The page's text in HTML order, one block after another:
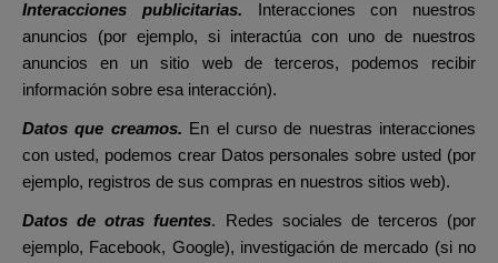
Interacciones publicitarias.
Interacciones con nuestros
anuncios (por ejemplo, si interactúa con uno de nuestros
anuncios en un sitio web de terceros, podemos recibir
información sobre esa interacción).
Datos que creamos. En el curso de nuestras interacciones
con usted, podemos crear Datos personales sobre usted (por
ejemplo, registros de sus compras en nuestros sitios web).
Datos de otras fuentes. Redes sociales de terceros (por
ejemplo, Facebook, Google), investigación de mercado (si no